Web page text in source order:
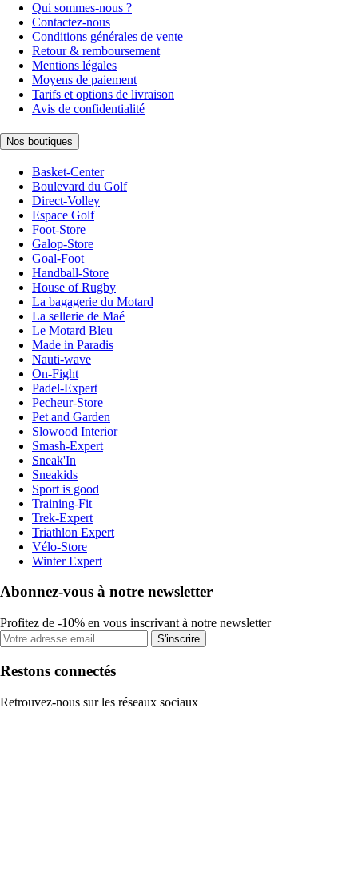
Qui sommes-nous ?
Contactez-nous
Conditions générales de vente
Retour & remboursement
Mentions légales
Moyens de paiement
Tarifs et options de livraison
Avis de confidentialité
Nos boutiques
Basket-Center
Boulevard du Golf
Direct-Volley
Espace Golf
Foot-Store
Galop-Store
Goal-Foot
Handball-Store
House of Rugby
La bagagerie du Motard
La sellerie de Maé
Le Motard Bleu
Made in Paradis
Nauti-wave
On-Fight
Padel-Expert
Pecheur-Store
Pet and Garden
Slowood Interior
Smash-Expert
Sneak'In
Sneakids
Sport is good
Training-Fit
Trek-Expert
Triathlon Expert
Vélo-Store
Winter Expert
Abonnez-vous à notre newsletter
Profitez de -10% en vous inscrivant à notre newsletter
S'inscrire
Restons connectés
Retrouvez-nous sur les réseaux sociaux